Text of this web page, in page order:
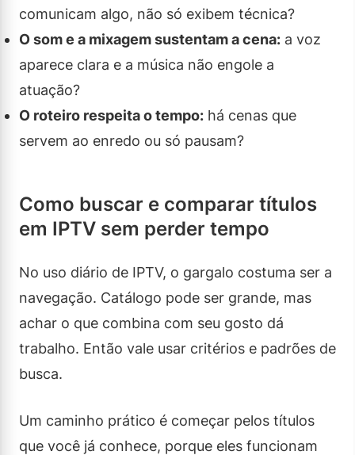
comunicam algo, não só exibem técnica?
O som e a mixagem sustentam a cena: a voz
aparece clara e a música não engole a
atuação?
O roteiro respeita o tempo: há cenas que
servem ao enredo ou só pausam?
Como buscar e comparar títulos
em IPTV sem perder tempo
No uso diário de IPTV, o gargalo costuma ser a
navegação. Catálogo pode ser grande, mas
achar o que combina com seu gosto dá
trabalho. Então vale usar critérios e padrões de
busca.
Um caminho prático é começar pelos títulos
que você já conhece, porque eles funcionam